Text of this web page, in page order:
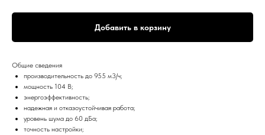
Добавить в корзину
Общие сведения
производительность до 955 м3/ч;
мощность 104 В;
энергоэффективность;
надежная и отказоустойчивая работа;
уровень шума до 60 дБа;
точность настройки;